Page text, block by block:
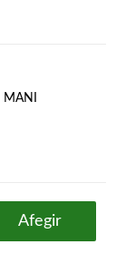
MANI
Afegir